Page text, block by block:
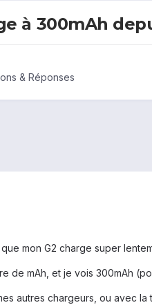
à 300mAh
& Réponses
mon G2 charge super
de mAh, et je vois 300mAh
autres chargeurs, ou avec